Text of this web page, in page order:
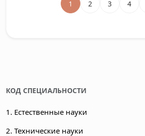
1 2 3 4
КОД СПЕЦИАЛЬНОСТИ
1. Естественные науки
2. Технические науки